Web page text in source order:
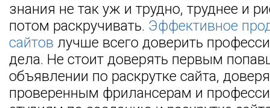
знания не так уж и трудно, труднее и
потом раскручивать. Эффективное
сайтов лучше всего доверить
дела. Не стоит доверять первым
объявлении по раскрутке сайта,
проверенным фрилансерам и